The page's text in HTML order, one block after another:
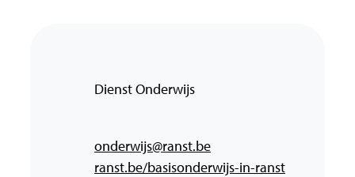
AdresDienst Onderwijs
E-mailonderwijs@ranst.be
Websiteranst.be/basisonderwijs-in-ranst